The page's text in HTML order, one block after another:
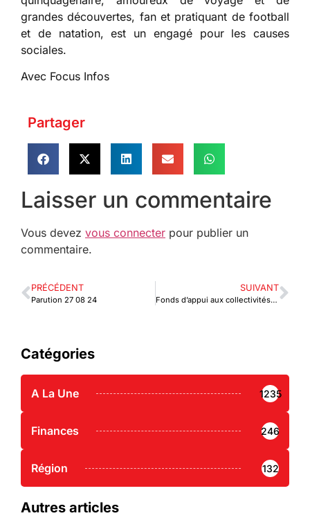
grandes découvertes, fan et pratiquant de football
et de natation, est un engagé pour les causes
sociales.
Avec Focus Infos
Partager
Laisser un commentaire
Vous devez vous connecter pour publier un
commentaire.
PRÉCÉDENT
Parution 27 08 24
SUIVANT
Fonds d’appui aux collectivités territoriales: Mission de suivi-évaluation dans 15 communes
Catégories
A La Une 1235
Finances 246
Région 132
Autres articles